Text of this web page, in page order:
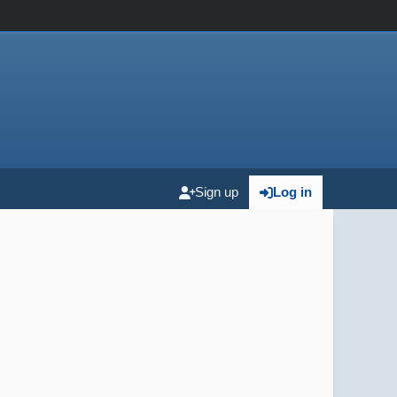
Log in
Sign up